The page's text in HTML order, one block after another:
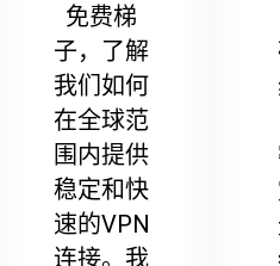
免费梯
子，了解
我们如何
在全球范
围内提供
稳定和快
速的VPN
连接。我